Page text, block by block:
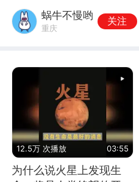
蜗牛不慢哟
重庆
关注
12.5万 次播放 03:55
为什么说火星上发现生